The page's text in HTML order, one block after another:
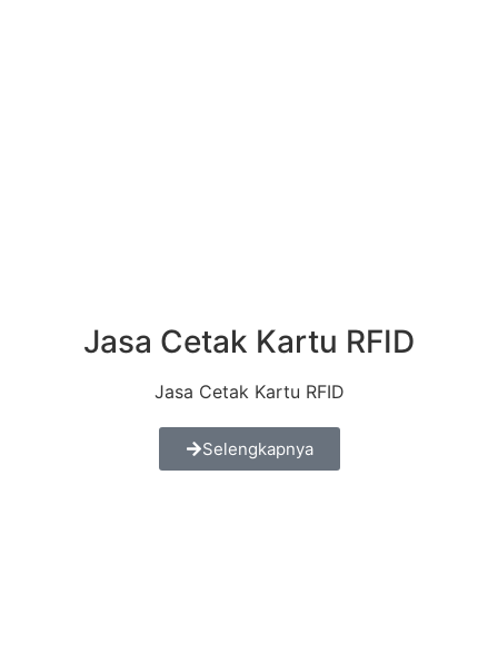
Jasa Cetak Kartu RFID
Jasa Cetak Kartu RFID
Selengkapnya